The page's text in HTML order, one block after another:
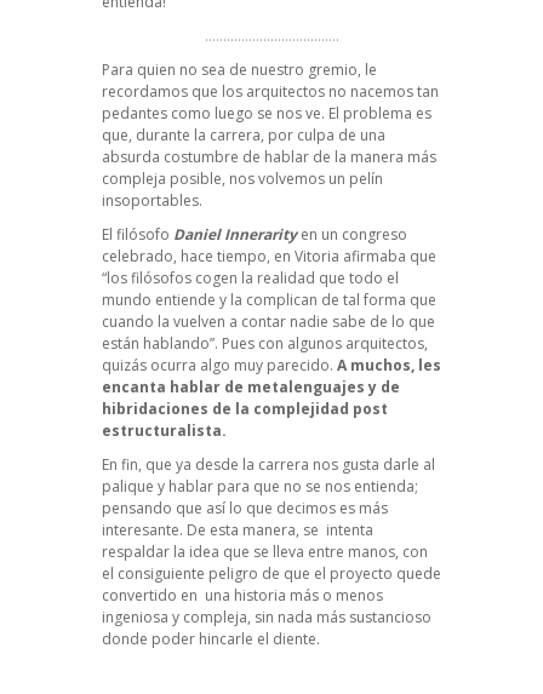
……………………………….
Para quien no sea de nuestro gremio, le
recordamos que los arquitectos no nacemos tan
pedantes como luego se nos ve. El problema es
que, durante la carrera, por culpa de una
absurda costumbre de hablar de la manera más
compleja posible, nos volvemos un pelín
insoportables.
El filósofo Daniel Innerarity en un congreso
celebrado, hace tiempo, en Vitoria afirmaba que
“los filósofos cogen la realidad que todo el
mundo entiende y la complican de tal forma que
cuando la vuelven a contar nadie sabe de lo que
están hablando”. Pues con algunos arquitectos,
quizás ocurra algo muy parecido. A muchos, les
encanta hablar de metalenguajes y de
hibridaciones de la complejidad post
estructuralista.
En fin, que ya desde la carrera nos gusta darle al
palique y hablar para que no se nos entienda;
pensando que así lo que decimos es más
interesante. De esta manera, se intenta
respaldar la idea que se lleva entre manos, con
el consiguiente peligro de que el proyecto quede
convertido en una historia más o menos
ingeniosa y compleja, sin nada más sustancioso
donde poder hincarle el diente.